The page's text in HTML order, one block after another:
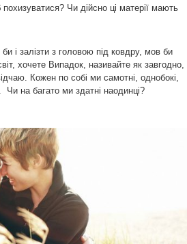
Чи дійсно ці матерії мають
і залізти з головою під ковдру, мов би
хочете Випадок, називайте як завгодно,
Кожен по собі ми самотні, однобокі,
на багато ми здатні наодинці?